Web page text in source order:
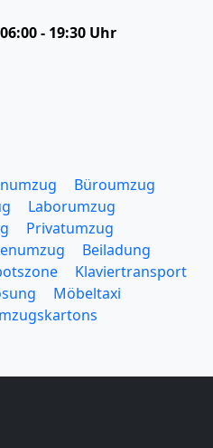
- 19:30 Uhr
Büroumzug
Laborumzug
Privatumzug
Beiladung
Klaviertransport
Möbeltaxi